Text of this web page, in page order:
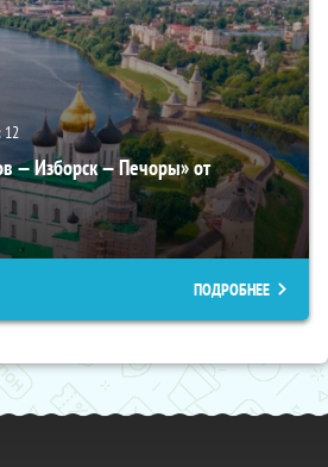
12
— Изборск — Печоры» от
ПОДРОБНЕЕ